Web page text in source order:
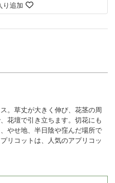
り追加
。草丈が大きく伸び、花茎の周
花壇で引き立ちます。切花にも
やせ地、半日陰や窪んだ場所で
リコットは、人気のアプリコッ